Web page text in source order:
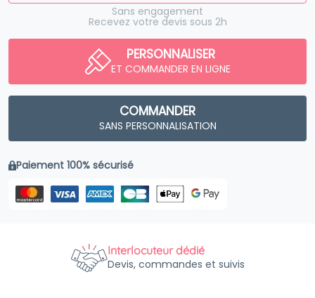
Sans engagement
Recevez votre devis sous 2h
PERSONNALISER
ET COMMANDER EN LIGNE
COMMANDER
SANS PERSONNALISATION
Paiement 100% sécurisé
Interlocuteur dédié
Devis, commandes et suivis